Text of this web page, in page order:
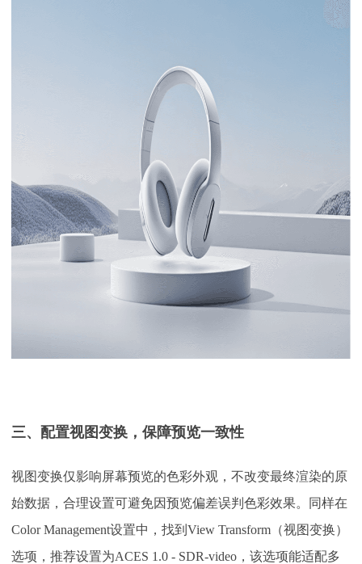
三、配置视图变换，保障预览一致性
视图变换仅影响屏幕预览的色彩外观，不改变最终渲染的原
始数据，合理设置可避免因预览偏差误判色彩效果。同样在
Color Management设置中，找到View Transform（视图变换）
选项，推荐设置为ACES 1.0 - SDR-video，该选项能适配多